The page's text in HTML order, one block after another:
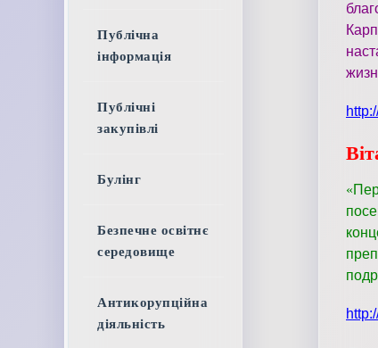
«
Публічна
інформація
Публічні
закупівлі
Булінг
Безпечне освітнє
середовище
Антикорупційна
діяльність